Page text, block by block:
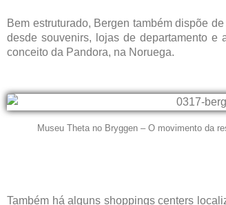
Bem estruturado, Bergen também dispõe
desde souvenirs, lojas de departamento e
conceito da Pandora, na Noruega.
Museu Theta no Bryggen – O movimento da
Também há alguns shoppings centers